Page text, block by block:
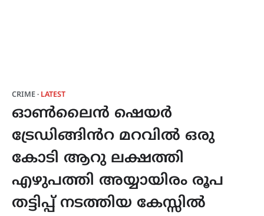
CRIME LATEST
ഓൺലൈൻ ഷെയർ
ട്രേഡിങ്ങിൻറ മറവിൽ ഒരു
കോടി ആറു ലക്ഷത്തി
എഴുപത്തി അയ്യായിരം രൂപ
തട്ടിപ്പ് നടത്തിയ കേസ്സിൽ